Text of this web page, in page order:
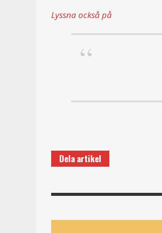
Lyssna också på
Dela artikel